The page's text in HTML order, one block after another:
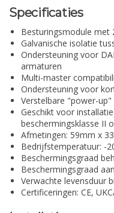
Specificaties
Besturingsmodule met
Galvanische isolatie
Ondersteuning voor
armaturen
Multi-master
Ondersteuning voor
Verstelbare "power-
Geschikt voor
beschermingsklasse II
Afmetingen: 59mm x
Bedrijfstemperatuur: -
Beschermingsgraad
Beschermingsgraad
Verwachte levensduur
Certificeringen: CE,